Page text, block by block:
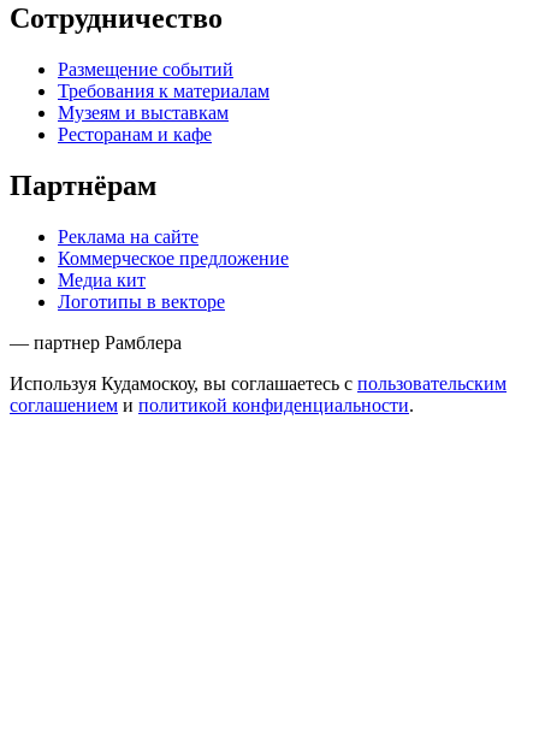
Сотрудничество
Размещение событий
Требования к материалам
Музеям и выставкам
Ресторанам и кафе
Партнёрам
Реклама на сайте
Коммерческое предложение
Медиа кит
Логотипы в векторе
— партнер Рамблера
Используя Кудамоскоу, вы соглашаетесь с пользовательским
соглашением и политикой конфиденциальности.